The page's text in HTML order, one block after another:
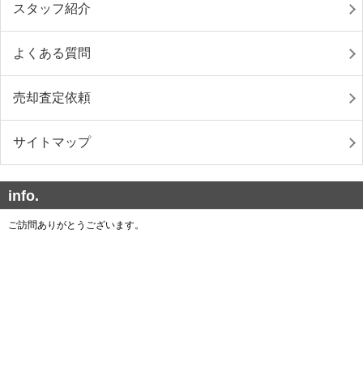
スタッフ紹介
よくある質問
売却査定依頼
サイトマップ
info.